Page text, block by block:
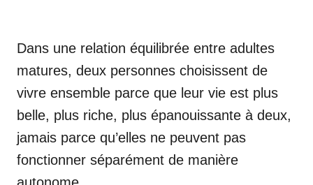
Dans une relation équilibrée entre adultes
matures, deux personnes choisissent de
vivre ensemble parce que leur vie est plus
belle, plus riche, plus épanouissante à deux,
jamais parce qu’elles ne peuvent pas
fonctionner séparément de manière